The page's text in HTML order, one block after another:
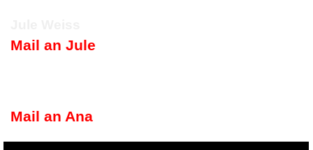
Mail an Jule
Mail an Ana